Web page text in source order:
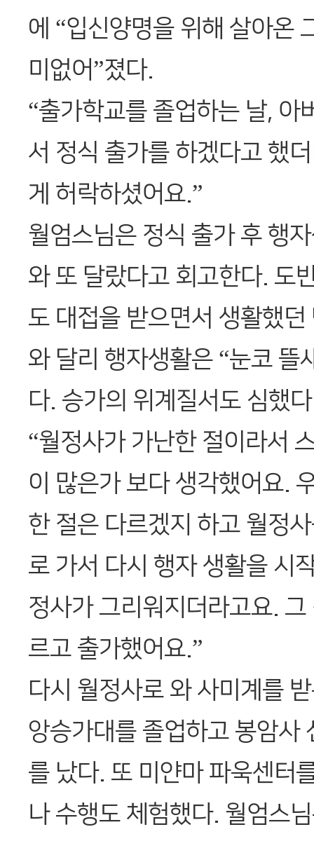
에 “입신양명을 위해 살아온
미없어”졌다.
“출가학교를 졸업하는 날, 아
서 정식 출가를 하겠다고 했
게 허락하셨어요.”
월엄스님은 정식 출가 후 행
와 또 달랐다고 회고한다. 도
도 대접을 받으면서 생활했
와 달리 행자생활은 “눈코 뜰
다. 승가의 위계질서도 심했
“월정사가 가난한 절이라서
이 많은가 보다 생각했어요.
한 절은 다르겠지 하고 월정
로 가서 다시 행자 생활을 시
정사가 그리워지더라고요.
르고 출가했어요.”
다시 월정사로 와 사미계를
앙승가대를 졸업하고 봉암사
를 났다. 또 미얀마 파욱센터
나 수행도 체험했다. 월엄스